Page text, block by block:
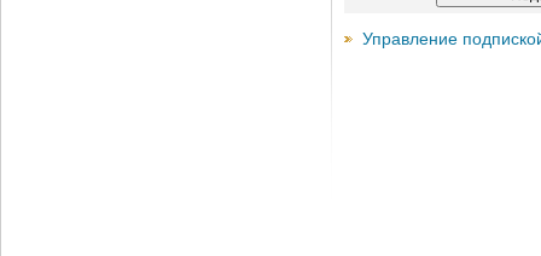
Управление